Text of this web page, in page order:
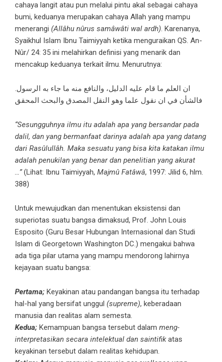
cahaya langit atau pun melalui pintu akal sebagai cahaya
bumi, keduanya merupakan cahaya Allah yang mampu
menerangi (Allâhu nûrus samâwâti wal ardh). Karenanya,
Syaikhul Islam Ibnu Taimiyyah ketika menguraikan QS. An-
Nûr/ 24: 35 ini melahirkan definisi yang menarik dan
mencakup keduanya terkait ilmu. Menurutnya:
ان العلم ما قام عليه الدليل، والنافع منه ما جاء به الرسول.
فالشأن في ان نقول علما وهو النقل المصدق والبحث المحقق
“Sesungguhnya ilmu itu adalah apa yang bersandar pada
dalil, dan yang bermanfaat darinya adalah apa yang datang
dari Rasûlullâh. Maka sesuatu yang bisa kita katakan ilmu
adalah penukilan yang benar dan penelitian yang akurat
…”(Lihat: Ibnu Taimiyyah, Majmû Fatâwâ, 1997: Jilid 6, hlm.
388)
Untuk mewujudkan dan menentukan eksistensi dan
superiotas suatu bangsa dimaksud, Prof. John Louis
Esposito (Guru Besar Hubungan Internasional dan Studi
Islam di Georgetown Washington DC.) mengakui bahwa
ada tiga pilar utama yang mampu mendorong lahirnya
kejayaan suatu bangsa:
Pertama; Keyakinan atau pandangan bangsa itu terhadap
hal-hal yang bersifat unggul (supreme), keberadaan
manusia dan realitas alam semesta.
Kedua; Kemampuan bangsa tersebut dalam meng-
interpretasikan secara intelektual dan saintifikatas
keyakinan tersebut dalam realitas kehidupan.